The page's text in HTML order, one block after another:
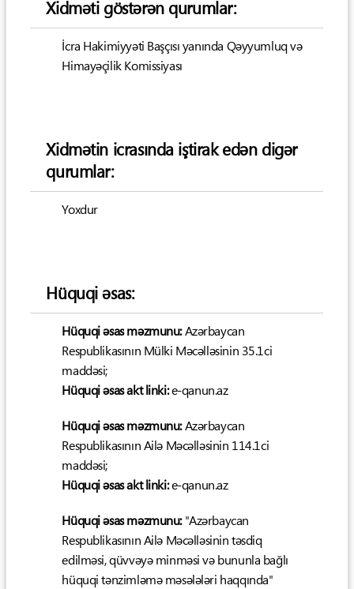
Xidməti göstərən qurumlar:
İcra Hakimiyyəti Başçısı yanında Qəyyumluq və
Himayəçilik Komissiyası
Xidmətin icrasında iştirak edən digər
qurumlar:
Yoxdur
Hüquqi əsas:
Hüquqi əsas məzmunu:Azərbaycan
Respublikasının Mülki Məcəlləsinin 35.1ci
maddəsi;
Hüquqi əsas akt linki:e-qanun.az
Hüquqi əsas məzmunu:Azərbaycan
Respublikasının Ailə Məcəlləsinin 114.1ci
maddəsi;
Hüquqi əsas akt linki:e-qanun.az
Hüquqi əsas məzmunu:"Azərbaycan
Respublikasının Ailə Məcəlləsinin təsdiq
edilməsi, qüvvəyə minməsi və bununla bağlı
hüquqi tənzimləmə məsələləri haqqında"